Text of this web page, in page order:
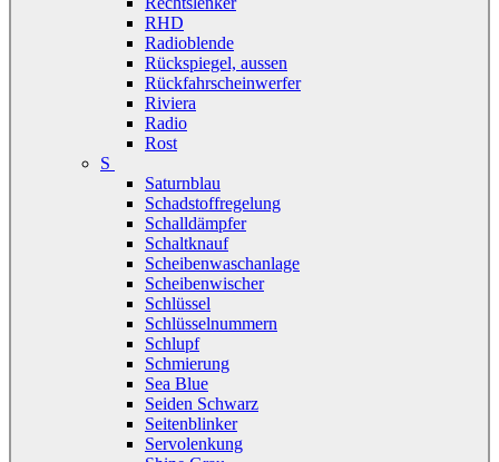
RHD
Radioblende
Rückspiegel, aussen
Rückfahrscheinwerfer
Riviera
Radio
Rost
S
Saturnblau
Schadstoffregelung
Schalldämpfer
Schaltknauf
Scheibenwaschanlage
Scheibenwischer
Schlüssel
Schlüsselnummern
Schlupf
Schmierung
Sea Blue
Seiden Schwarz
Seitenblinker
Servolenkung